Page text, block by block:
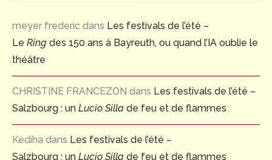
meyer frederic dans Les festivals de l’été –
Le Ring des 150 ans à Bayreuth, ou quand l’IA oublie le
théâtre
CHRISTINE FRANCEZON dans Les festivals de l’été –
Salzbourg : un Lucio Silla de feu et de flammes
Kediha dans Les festivals de l’été –
Salzbourg : un Lucio Silla de feu et de flammes